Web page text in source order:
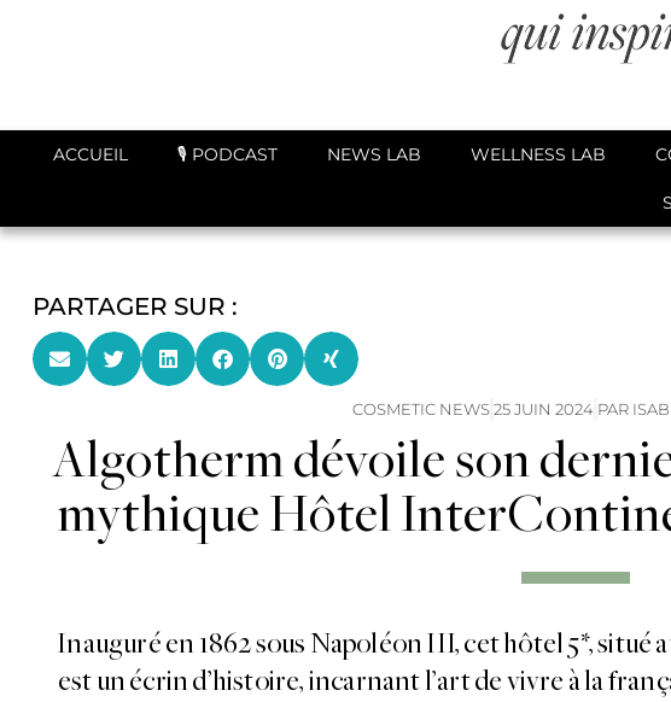
ACCUEIL 🎙️ PODCAST NEWS LAB WELLNESS LAB
PARTAGER SUR :
COSMETIC NEWS 25 JUIN 2024 PAR
Algotherm dévoile son
mythique Hôtel
Inauguré en 1862 sous Napoléon III, cet hôtel 5*, situé
est un écrin d’histoire, incarnant l’art de vivre à la